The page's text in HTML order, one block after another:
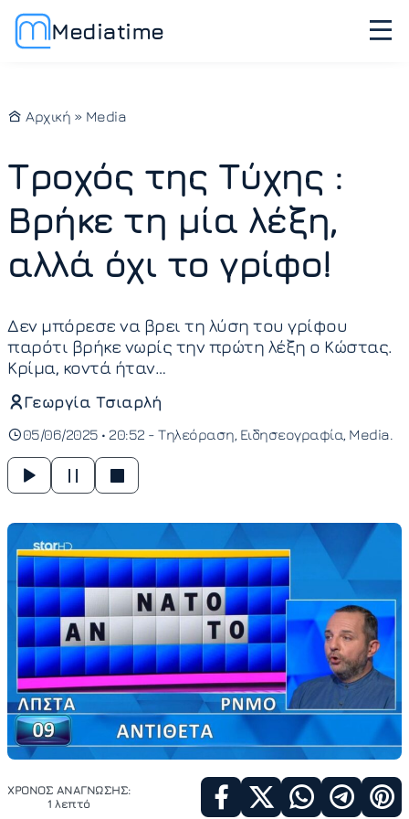
Mediatime
Αρχική » Media
Τροχός της Τύχης :
Βρήκε τη μία λέξη,
αλλά όχι το γρίφο!
Δεν μπόρεσε να βρει τη λύση του γρίφου
παρότι βρήκε νωρίς την πρώτη λέξη ο Κώστας.
Κρίμα, κοντά ήταν…
Γεωργία Τσιαρλή
05/06/2025 • 20:52 - Τηλεόραση Ειδησεογραφία Media
ΧΡΟΝΟΣ ΑΝΑΓΝΩΣΗΣ:
1 λεπτό